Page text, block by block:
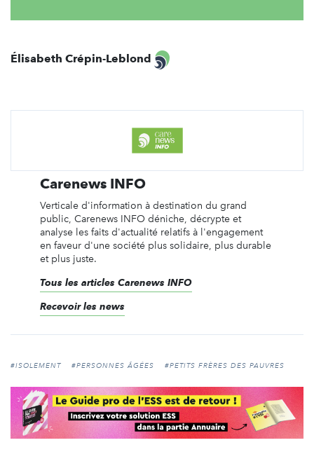
Élisabeth Crépin-Leblond
Carenews INFO
Verticale d'information à destination du grand
public, Carenews INFO déniche, décrypte et
analyse les faits d'actualité relatifs à l'engagement
en faveur d'une société plus solidaire, plus durable
et plus juste.
Tous les articles Carenews INFO
Recevoir les news
#ISOLEMENT #PERSONNES ÂGÉES #PETITS FRÈRES DES PAUVRES